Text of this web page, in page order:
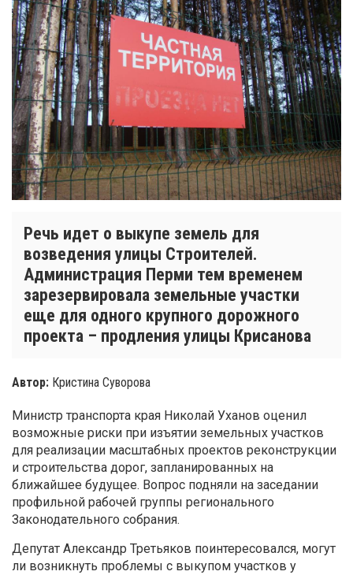
Речь идет о выкупе земель для
возведения улицы Строителей.
Администрация Перми тем временем
зарезервировала земельные участки
еще для одного крупного дорожного
проекта – продления улицы Крисанова
Автор: Кристина Суворова
Министр транспорта края Николай Уханов оценил
возможные риски при изъятии земельных участков
для реализации масштабных проектов реконструкции
и строительства дорог, запланированных на
ближайшее будущее. Вопрос подняли на заседании
профильной рабочей группы регионального
Законодательного собрания.
Депутат Александр Третьяков поинтересовался, могут
ли возникнуть проблемы с выкупом участков у